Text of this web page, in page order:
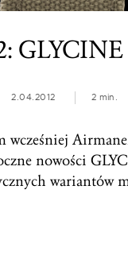
GLYCINE
2.04.2012 2 min.
wcześniej
nowości
wariantów